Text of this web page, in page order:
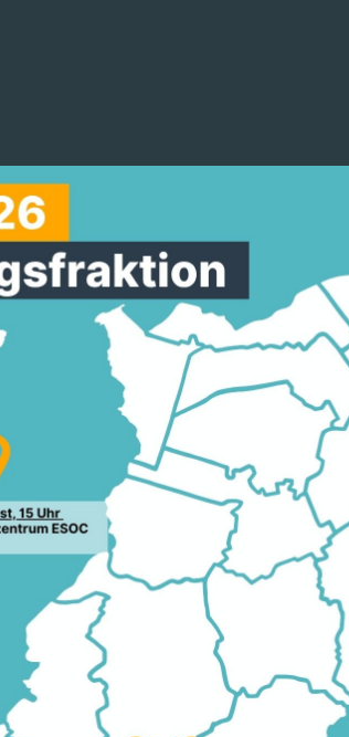
Arbeitskreise Mitmachen
DER
SENIO-
muss endlich ein
gesetzlichen
Gemeinschaftsarbeitsgesetz
einer Mitgliedschaft in einem
nicht wie früher erst nach
die CDU-Kreistagsfraktion
Senio-Zweckverband zum 1.
Kreistagsfraktionsvorsitzende
Kreistagssitzung am 17. Februar